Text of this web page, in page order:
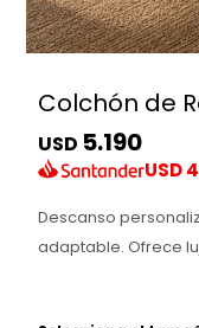
Colchón de
USD 5.190
USD
Descanso
adaptable. Ofrece